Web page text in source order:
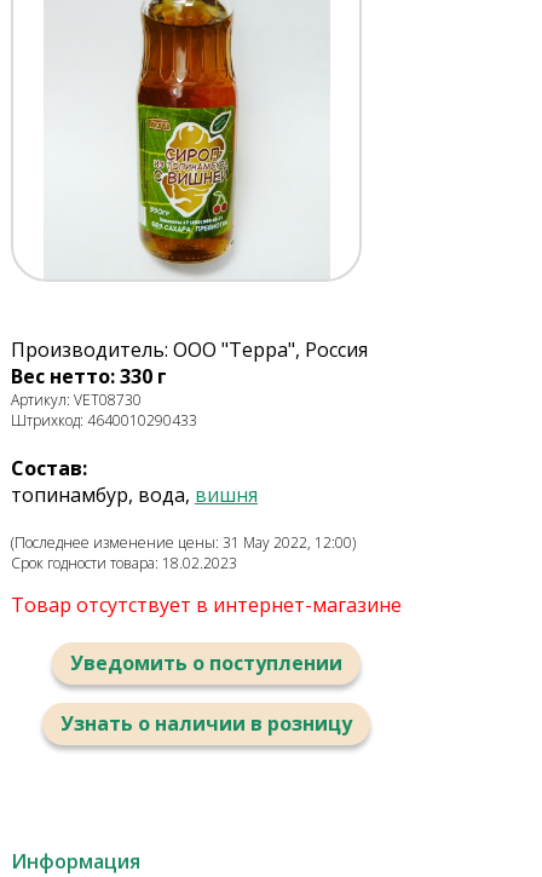
Производитель: ООО "Терра", Россия
Вес нетто: 330 г
Артикул: VET08730
Штрихкод: 4640010290433
Состав:
топинамбур, вода, вишня
(Последнее изменение цены: 31 May 2022, 12:00)
Срок годности товара: 18.02.2023
Товар отсутствует в интернет-магазине
Уведомить о поступлении
Узнать о наличии в розницу
Информация